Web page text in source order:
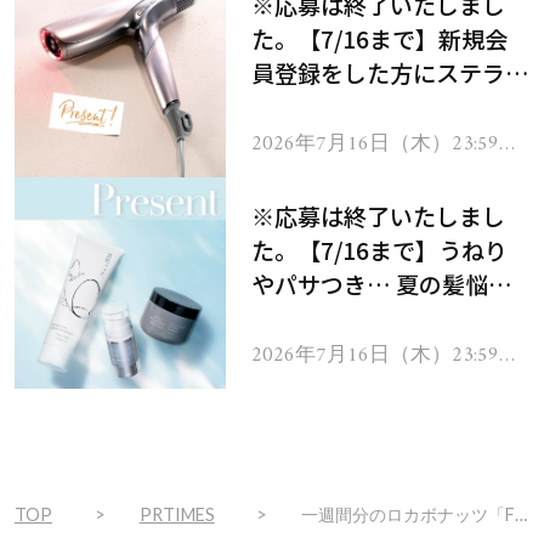
た。【7/16まで】新規会
員登録をした方にステラボ
ヘアドライヤー ジュエル
2026年7月16日（木）23:59ま
※応募は終了いたしまし
た。【7/16まで】うねり
やパサつき… 夏の髪悩み
ムを13名様にプレゼン
2026年7月16日（木）23:59ま
TOP PRTIMES 一週間分のロカボナッツ「FYTTEダイエット＆ヘルス大賞2020ヘルシーおやつ部門」第1位受賞記念パッケージ発売。